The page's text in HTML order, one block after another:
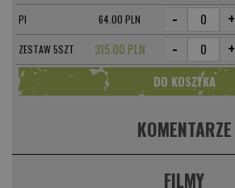
PI 64.00 PLN - +
ZESTAW 5SZT 315.00 PLN - +
KOMENTARZE
FILMY